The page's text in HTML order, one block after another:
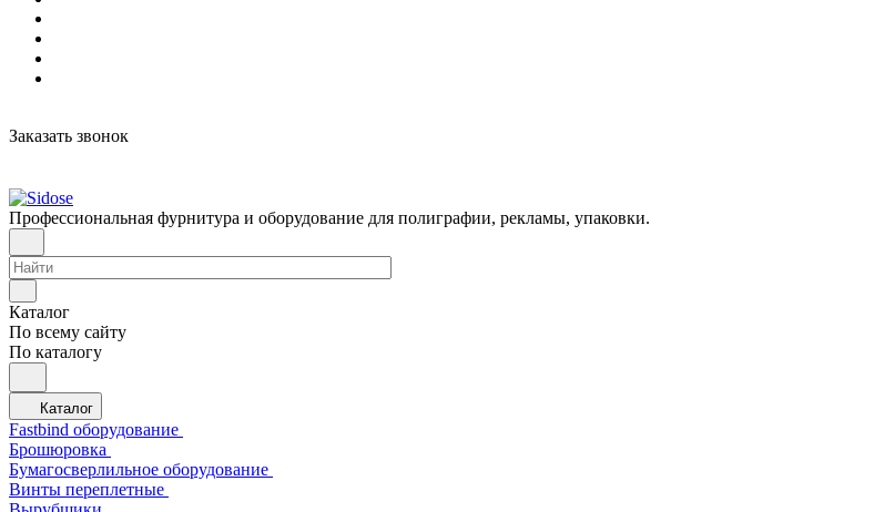
Заказать звонок
Профессиональная фурнитура и оборудование для полиграфии, рекламы, упаковки.
Каталог
По всему сайту
По каталогу
Каталог
Fastbind оборудование
Брошюровка
Бумагосверлильное оборудование
Винты переплетные